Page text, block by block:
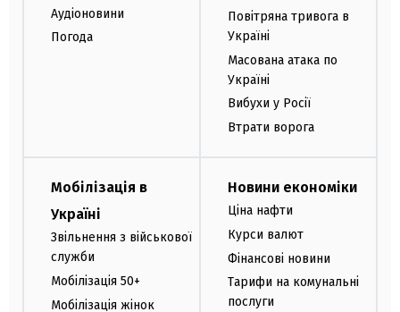
Аудіоновини
Погода
Повітряна тривога в
Україні
Масована атака по
Україні
Вибухи у Росії
Втрати ворога
Мобілізація в
Україні
Звільнення з військової
служби
Мобілізація 50+
Мобілізація жінок
Новини економіки
Ціна нафти
Курси валют
Фінансові новини
Тарифи на комунальні
послуги